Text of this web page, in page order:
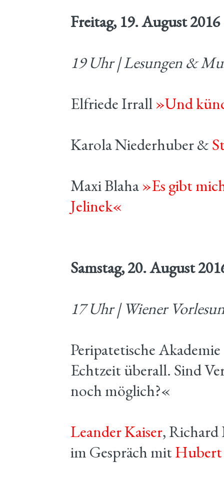
Freitag, 19. August 2016
19 Uhr | Lesungen &
Elfriede Irrall»Und
Karola Niederhuber &
Maxi Blaha»Es gibt
Jelinek«
Samstag, 20. August
17 Uhr | Wiener
Peripatetische
Echtzeit überall. Sind
noch möglich?«
Leander Kaiser,
im Gespräch mit